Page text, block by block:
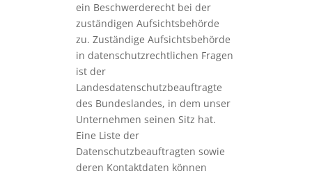
ein Beschwerderecht bei der
zuständigen Aufsichtsbehörde
zu. Zuständige Aufsichtsbehörde
in datenschutzrechtlichen Fragen
ist der
Landesdatenschutzbeauftragte
des Bundeslandes, in dem unser
Unternehmen seinen Sitz hat.
Eine Liste der
Datenschutzbeauftragten sowie
deren Kontaktdaten können